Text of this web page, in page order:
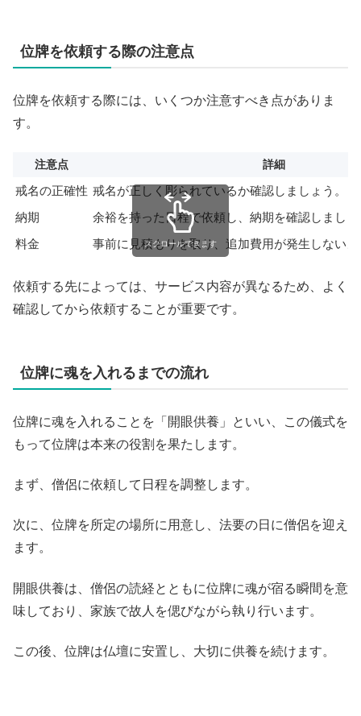
位牌を依頼する際の注意点
位牌を依頼する際には、いくつか注意すべき点がありま
す。
注意点 詳細
戒名の正確性 戒名が正しく彫られているか確認しましょう。
納期
余裕を持った日程で依頼し、納期を確認しまし
料金
事前に見積もりを取り、追加費用が発生しない
スクロールできます
依頼する先によっては、サービス内容が異なるため、よく
確認してから依頼することが重要です。
位牌に魂を入れるまでの流れ
位牌に魂を入れることを「開眼供養」といい、この儀式を
もって位牌は本来の役割を果たします。
まず、僧侶に依頼して日程を調整します。
次に、位牌を所定の場所に用意し、法要の日に僧侶を迎え
ます。
開眼供養は、僧侶の読経とともに位牌に魂が宿る瞬間を意
味しており、家族で故人を偲びながら執り行います。
この後、位牌は仏壇に安置し、大切に供養を続けます。